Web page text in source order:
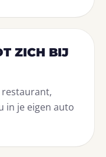
ZICH BIJ
restaurant,
in je eigen auto